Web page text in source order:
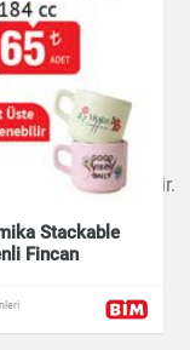
Stackable
Fincan
olabilir.
etmemektedir.
Politikası